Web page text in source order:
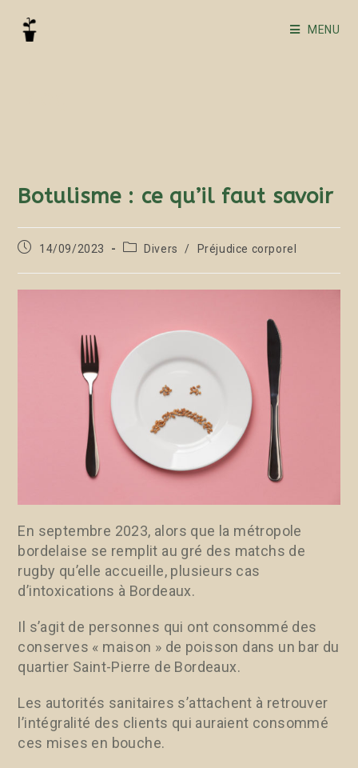
MENU
Botulisme : ce qu’il faut savoir
14/09/2023 Divers / Préjudice corporel
En septembre 2023, alors que la métropole
bordelaise se remplit au gré des matchs de
rugby qu’elle accueille, plusieurs cas
d’intoxications à Bordeaux.
Il s’agit de personnes qui ont consommé des
conserves « maison » de poisson dans un bar du
quartier Saint-Pierre de Bordeaux.
Les autorités sanitaires s’attachent à retrouver
l’intégralité des clients qui auraient consommé
ces mises en bouche.